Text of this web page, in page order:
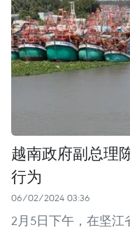
越南政府副总理
行为
06/02/2024 03:36
2月5日下午，在坚江